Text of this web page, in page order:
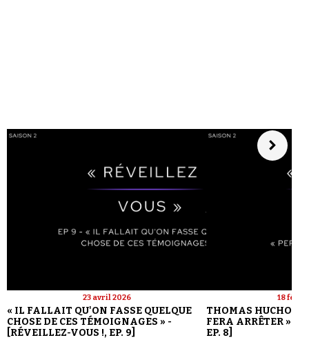
23 avril 2026
« IL FALLAIT QU'ON FASSE QUELQUE
CHOSE DE CES TÉMOIGNAGES » -
[RÉVEILLEZ-VOUS !, EP. 9]
18
THOMAS HUCHON :
FERA ARRÊTER » -
EP. 8]